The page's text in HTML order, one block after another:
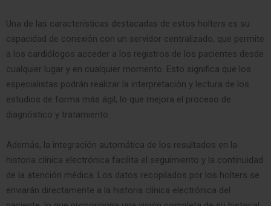
Una de las características destacadas de estos holters es su
capacidad de conexión con un servidor centralizado, que permite
a los cardiólogos acceder a los registros de los pacientes desde
cualquier lugar y en cualquier momento. Esto significa que los
especialistas podrán realizar la interpretación y lectura de los
estudios de forma más ágil, lo que mejora el proceso de
diagnóstico y tratamiento.
Además, la integración automática de los resultados en la
historia clínica electrónica facilita el seguimiento y la continuidad
de la atención médica. Los datos recopilados por los holters se
enviarán directamente a la historia clínica electrónica del